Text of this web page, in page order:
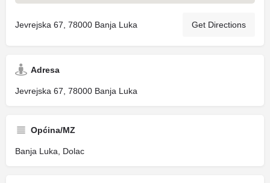
Jevrejska 67, 78000 Banja Luka Get Directions
Adresa
Jevrejska 67, 78000 Banja Luka
Općina/MZ
Banja Luka, Dolac